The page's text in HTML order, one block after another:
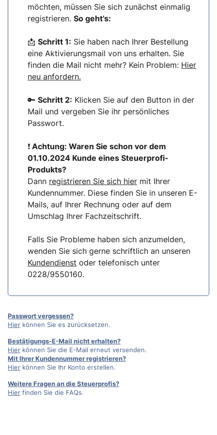
möchten, müssen Sie sich zunächst einmalig
registrieren. So geht’s:
📩 Schritt 1: Sie haben nach Ihrer Bestellung
eine Aktivierungsmail von uns erhalten. Sie
finden die Mail nicht mehr? Kein Problem: Hier
neu anfordern.
🔑 Schritt 2: Klicken Sie auf den Button in der
Mail und vergeben Sie ihr persönliches
Passwort.
❗ Achtung: Waren Sie schon vor dem
01.10.2024 Kunde eines Steuerprofi-
Produkts?
Dann registrieren Sie sich hier mit Ihrer
Kundennummer. Diese finden Sie in unseren E-
Mails, auf Ihrer Rechnung oder auf dem
Umschlag Ihrer Fachzeitschrift.
Falls Sie Probleme haben sich anzumelden,
wenden Sie sich gerne schriftlich an unseren
Kundendienst oder telefonisch unter
0228/9550160.
Passwort vergessen?
Hier können Sie es zurücksetzen.
Bestätigungs-E-Mail nicht erhalten?
Hier können Sie die E-Mail erneut versenden.
Mit Ihrer Kundennummer registrieren?
Hier können Sie Ihr Konto erstellen.
Weitere Fragen an die Steuerprofis?
Hier finden Sie die FAQs.